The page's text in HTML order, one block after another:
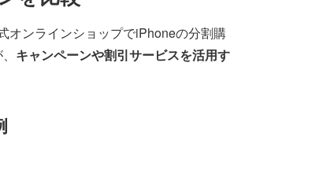
オンラインショップでiPhoneの分割購
キャンペーンや割引サービスを活用す